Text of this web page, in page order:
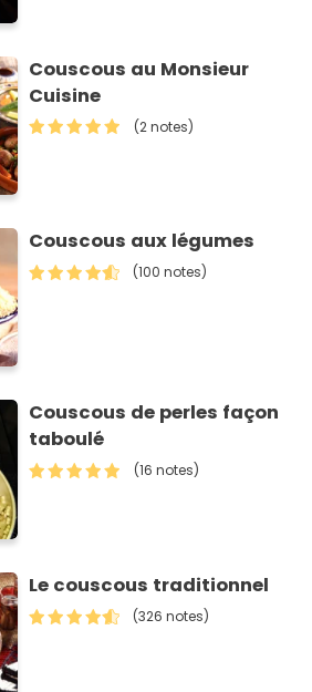
Couscous au Monsieur
Cuisine
(2 notes)
Couscous aux légumes
(100 notes)
Couscous de perles façon
taboulé
(16 notes)
Le couscous traditionnel
(326 notes)